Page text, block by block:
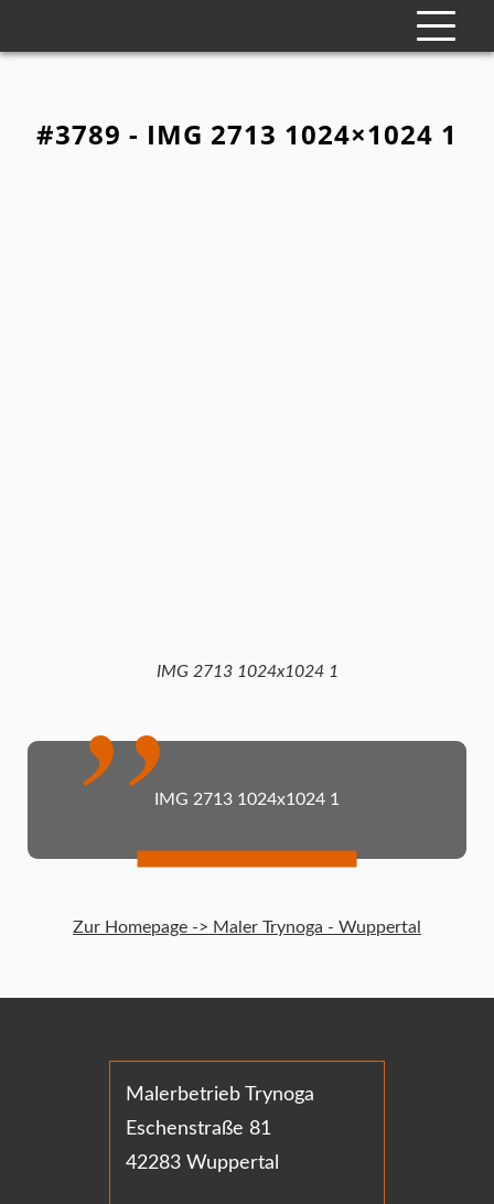
#3789 - IMG 2713 1024×1024 1
IMG 2713 1024x1024 1
IMG 2713 1024x1024 1
Zur Homepage -> Maler Trynoga - Wuppertal
Malerbetrieb Trynoga
Eschenstraße 81
42283 Wuppertal